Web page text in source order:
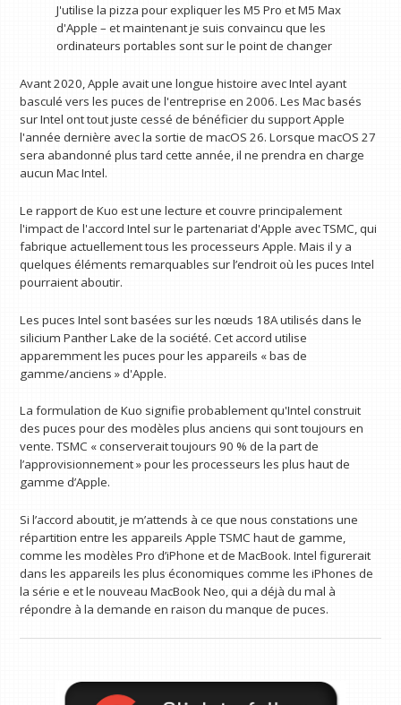
J'utilise la pizza pour expliquer les M5 Pro et M5 Max
d'Apple – et maintenant je suis convaincu que les
ordinateurs portables sont sur le point de changer
Avant 2020, Apple avait une longue histoire avec Intel ayant
basculé vers les puces de l'entreprise en 2006. Les Mac basés
sur Intel ont tout juste cessé de bénéficier du support Apple
l'année dernière avec la sortie de macOS 26. Lorsque macOS 27
sera abandonné plus tard cette année, il ne prendra en charge
aucun Mac Intel.
Le rapport de Kuo est une lecture et couvre principalement
l'impact de l'accord Intel sur le partenariat d'Apple avec TSMC, qui
fabrique actuellement tous les processeurs Apple. Mais il y a
quelques éléments remarquables sur l’endroit où les puces Intel
pourraient aboutir.
Les puces Intel sont basées sur les nœuds 18A utilisés dans le
silicium Panther Lake de la société. Cet accord utilise
apparemment les puces pour les appareils « bas de
gamme/anciens » d'Apple.
La formulation de Kuo signifie probablement qu'Intel construit
des puces pour des modèles plus anciens qui sont toujours en
vente. TSMC « conserverait toujours 90 % de la part de
l’approvisionnement » pour les processeurs les plus haut de
gamme d’Apple.
Si l’accord aboutit, je m’attends à ce que nous constations une
répartition entre les appareils Apple TSMC haut de gamme,
comme les modèles Pro d’iPhone et de MacBook. Intel figurerait
dans les appareils les plus économiques comme les iPhones de
la série e et le nouveau MacBook Neo, qui a déjà du mal à
répondre à la demande en raison du manque de puces.